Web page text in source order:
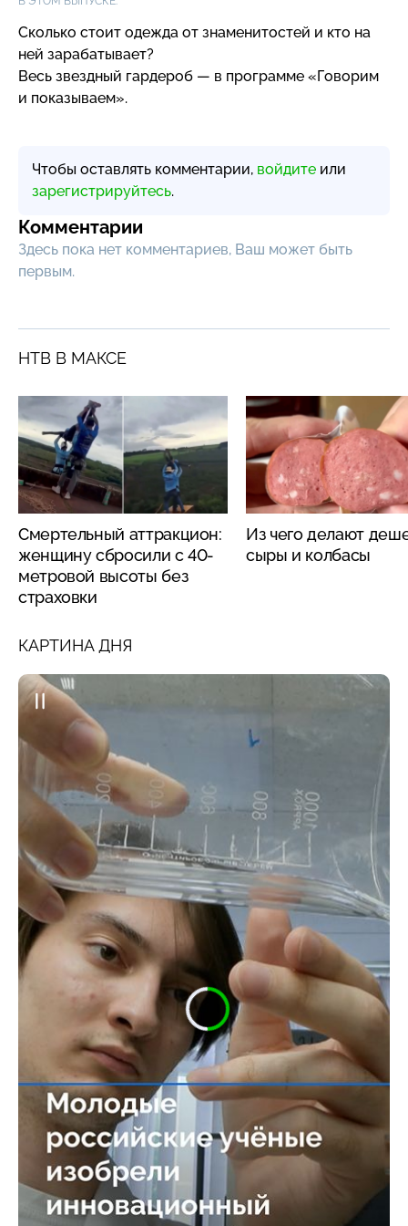
Сколько стоит одежда от знаменитостей и кто на
ней зарабатывает?
Весь звездный гардероб — в программе «Говорим
и показываем».
Чтобы оставлять комментарии, войдите или
зарегистрируйтесь.
Комментарии
Здесь пока нет комментариев, Ваш может быть
первым.
НТВ В МАКСЕ
Смертельный аттракцион:
женщину сбросили с 40-
метровой высоты без
страховки
Из чего делают
сыры и колбасы
КАРТИНА ДНЯ